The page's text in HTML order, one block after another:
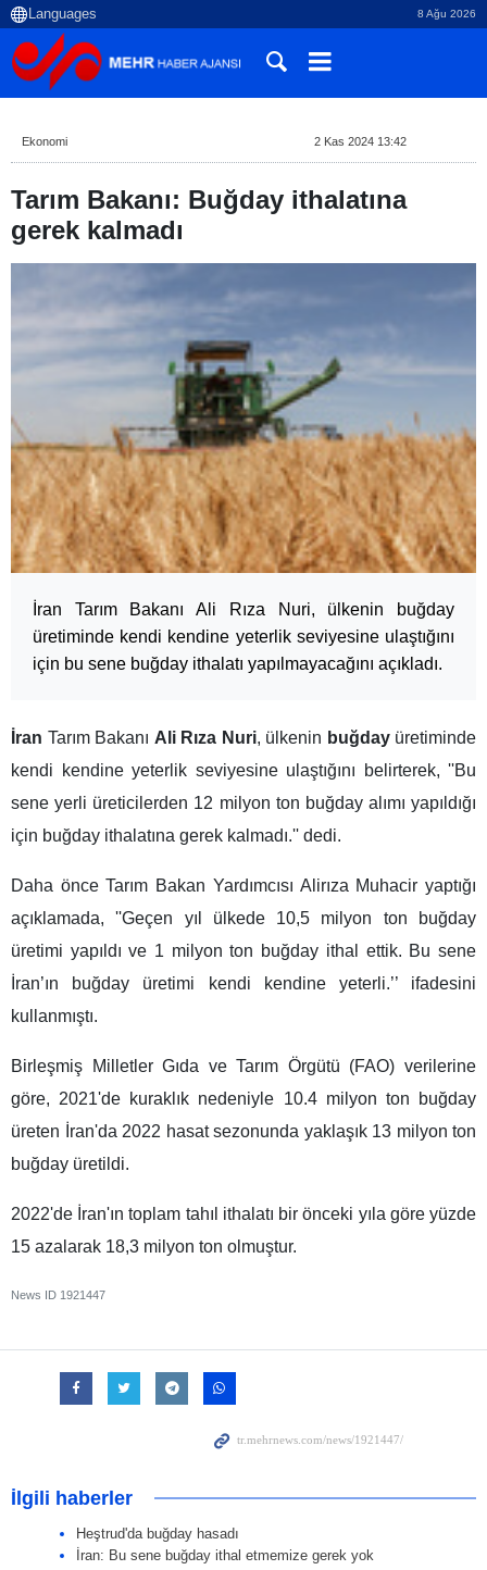
8 Ağu 2026
Ekonomi 2 Kas 2024 13:42
Tarım Bakanı: Buğday ithalatına
gerek kalmadı
İran Tarım Bakanı Ali Rıza Nuri, ülkenin buğday
üretiminde kendi kendine yeterlik seviyesine ulaştığını
için bu sene buğday ithalatı yapılmayacağını açıkladı.
İran Tarım Bakanı Ali Rıza Nuri, ülkenin buğdayüretiminde
kendi kendine yeterlik seviyesine ulaştığını belirterek, ''Bu
sene yerli üreticilerden 12 milyon ton buğday alımı yapıldığı
için buğday ithalatına gerek kalmadı.'' dedi.
Daha önce Tarım Bakan Yardımcısı Alirıza Muhacir yaptığı
açıklamada, ''Geçen yıl ülkede 10,5 milyon ton buğday
üretimi yapıldı ve 1 milyon ton buğday ithal ettik. Bu sene
İran’ın buğday üretimi kendi kendine yeterli.’’ ifadesini
kullanmıştı.
Birleşmiş Milletler Gıda ve Tarım Örgütü (FAO) verilerine
göre, 2021'de kuraklık nedeniyle 10.4 milyon ton buğday
üreten İran'da 2022 hasat sezonunda yaklaşık 13 milyon ton
buğday üretildi.
2022'de İran'ın toplam tahıl ithalatı bir önceki yıla göre yüzde
15 azalarak 18,3 milyon ton olmuştur.
News ID 1921447
İlgili haberler
Heştrud'da buğday hasadı
İran: Bu sene buğday ithal etmemize gerek yok